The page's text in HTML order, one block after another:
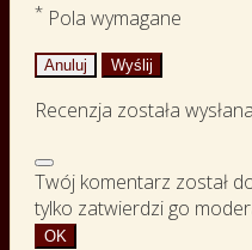
* Pola wymagane
Anuluj Wyślij
Recenzja została wysłana
Twój komentarz został
tylko zatwierdzi go
OK